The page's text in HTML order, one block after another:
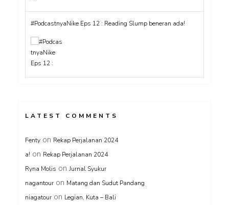
#PodcastnyaNike Eps 12 : Reading Slump beneran ada!
LATEST COMMENTS
Fenty on Rekap Perjalanan 2024
a! on Rekap Perjalanan 2024
Ryna Molis on Jurnal Syukur
nagantour on Matang dan Sudut Pandang
niagatour on Legian, Kuta – Bali